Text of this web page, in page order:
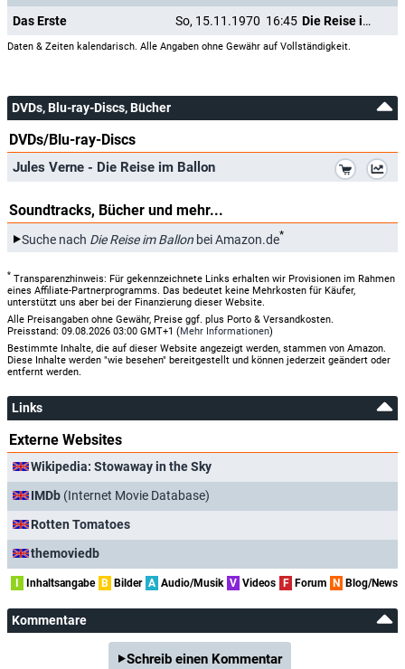
Das Erste
So, 15.11.1970 16:45 Die Reise im Ballon
Daten & Zeiten kalendarisch. Alle Angaben ohne Gewähr auf Vollständigkeit.
DVDs, Blu-ray-Discs, Bücher
DVDs/Blu-ray-Discs
Jules Verne - Die Reise im Ballon
Soundtracks, Bücher und mehr...
Suche nach Die Reise im Ballon bei Amazon.de*
* Transparenzhinweis: Für gekennzeichnete Links erhalten wir Provisionen im Rahmen
eines Affiliate-Partnerprogramms. Das bedeutet keine Mehrkosten für Käufer,
unterstützt uns aber bei der Finanzierung dieser Website.
Alle Preisangaben ohne Gewähr, Preise ggf. plus Porto & Versandkosten.
Preisstand: 09.08.2026 03:00 GMT+1 (Mehr Informationen)
Bestimmte Inhalte, die auf dieser Website angezeigt werden, stammen von Amazon.
Diese Inhalte werden "wie besehen" bereitgestellt und können jederzeit geändert oder
entfernt werden.
Links
Externe Websites
Wikipedia: Stowaway in the Sky
IMDb (Internet Movie Database)
Rotten Tomatoes
themoviedb
Inhaltsangabe B Bilder A Audio/Musik V Videos F Forum N Blog/News
Kommentare
Schreib einen Kommentar